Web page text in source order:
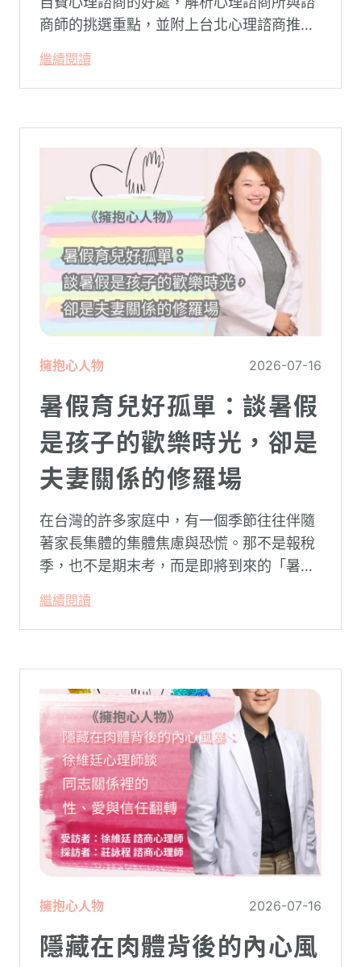
商師的挑選重點，並附上台北心理諮商推薦
理，陪你面對情緒困擾找回生活步調。
繼續閱讀
擁抱心人物 2026-07-16
暑假育兒好孤單：談暑假
是孩子的歡樂時光，卻是
夫妻關係的修羅場
在台灣的許多家庭中，有一個季節往往伴隨
著家長集體的集體焦慮與恐慌。那不是報稅
季，也不是期末考，而是即將到來的「暑
家庭，原本由學校與安親班代勞的照顧責
任，瞬間全數倒回家庭系統之內。對許多父
繼續閱讀
擁抱心人物 2026-07-16
隱藏在肉體背後的內心風